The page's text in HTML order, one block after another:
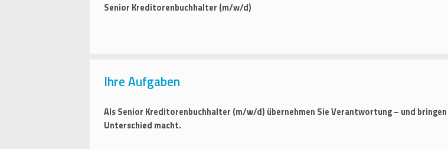
Senior Kreditorenbuchhalter (m/w/d)
Ihre Aufgaben
Als Senior Kreditorenbuchhalter (m/w/d) übernehmen Sie Verantwortung – und
Unterschied macht.